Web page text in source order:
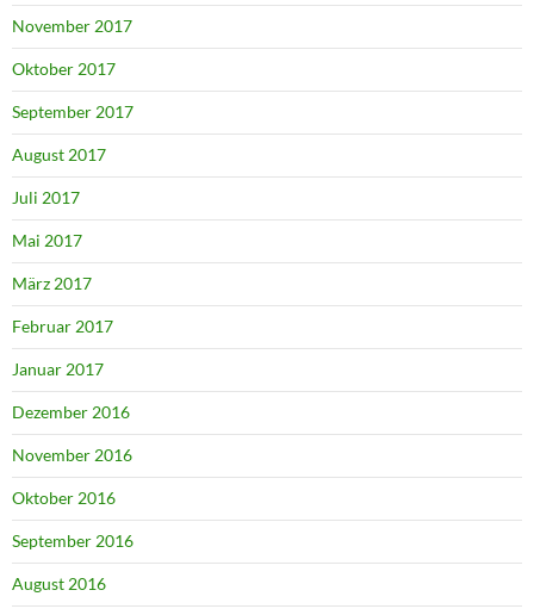
November 2017
Oktober 2017
September 2017
August 2017
Juli 2017
Mai 2017
März 2017
Februar 2017
Januar 2017
Dezember 2016
November 2016
Oktober 2016
September 2016
August 2016